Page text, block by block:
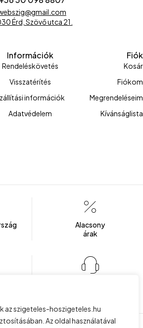
az szigeteles-hoszigeteles.hu
Az oldal használatával
Érd, Szövő utca 21.
Információk
Rendeléskövetés
Visszatérítés
információk
Adatvédelem
Fiók
Kosár
Fiókom
Megrendeléseim
Kívánságlista
Alacsony
árak